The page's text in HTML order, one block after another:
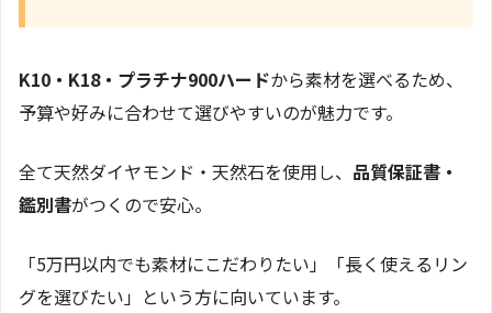
K10・K18・プラチナ900ハードから素材を選べるため、
予算や好みに合わせて選びやすいのが魅力です。
全て天然ダイヤモンド・天然石を使用し、 品質保証書・
鑑別書がつくので安心。
「5万円以内でも素材にこだわりたい」「長く使えるリン
グを選びたい」という方に向いています。